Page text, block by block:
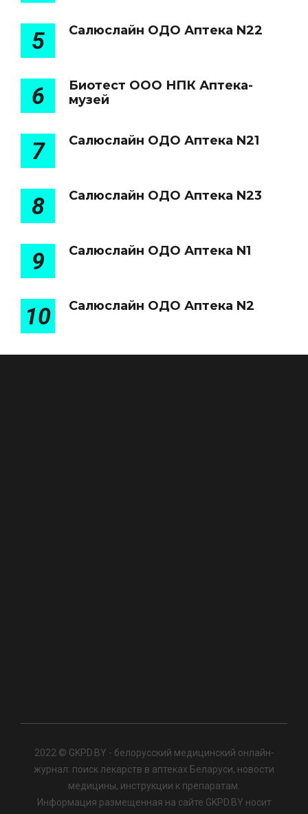
5 Салюслайн ОДО Аптека N22
6
Биотест ООО НПК Аптека-
музей
7 Салюслайн ОДО Аптека N21
8 Салюслайн ОДО Аптека N23
9 Салюслайн ОДО Аптека N1
10 Салюслайн ОДО Аптека N2
2022 © GKPD.BY - белорусский медицинский онлайн-
журнал: поиск лекарств в аптеках Беларуси, новости
медицины, инструкции к препаратам.
Информация размещенная на сайте GKPD.BY носит